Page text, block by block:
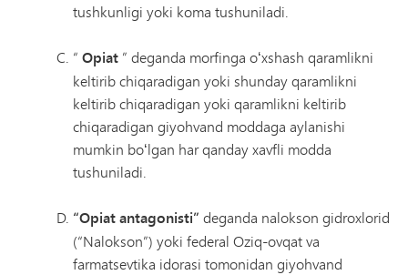
tushkunligi yoki koma tushuniladi.
“ Opiat ” deganda morfinga oʻxshash qaramlikni
keltirib chiqaradigan yoki shunday qaramlikni
keltirib chiqaradigan yoki qaramlikni keltirib
chiqaradigan giyohvand moddaga aylanishi
mumkin boʻlgan har qanday xavfli modda
tushuniladi.
“Opiat antagonisti” deganda nalokson gidroxlorid
(“Nalokson”) yoki federal Oziq-ovqat va
farmatsevtika idorasi tomonidan giyohvand